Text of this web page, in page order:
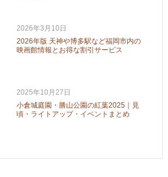
2026年3月10日
2026年版 天神や博多駅など福岡市内の
映画館情報とお得な割引サービス
2025年10月27日
小倉城庭園・勝山公園の紅葉2025｜見
頃・ライトアップ・イベントまとめ